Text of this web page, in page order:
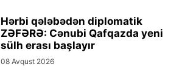
Hərbi qələbədən diplomatik
ZƏFƏRƏ: Cənubi Qafqazda yeni
sülh erası başlayır
08 Avqust 2026